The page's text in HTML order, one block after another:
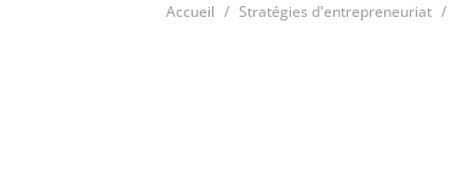
Accueil Stratégies d'entrepreneuriat